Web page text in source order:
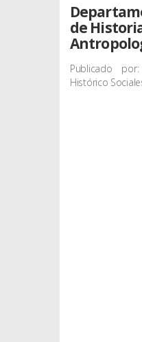
de
Publicado
Histórico